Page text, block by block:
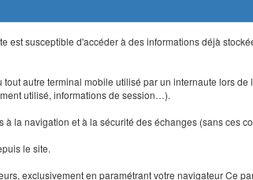
est susceptible d'accéder à des informations déjà
autre terminal mobile utilisé par un internaute lors
utilisé, informations de session…).
la navigation et à la sécurité des échanges (sans ces
le site.
exclusivement en paramétrant votre navigateur Ce